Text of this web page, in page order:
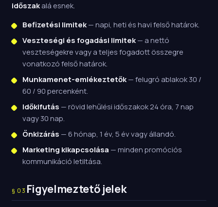
időszakalá esnek.
Befizetési limitek— napi, heti és havi felső határok.
Veszteségi és fogadási limitek— a nettó
veszteségekre vagy a teljes fogadott összegre
vonatkozó felső határok.
Munkamenet-emlékeztetők— felugró ablakok 30 /
60 / 90 percenként.
Időkifutás — rövid lehűlési időszakok 24 óra, 7 nap
vagy 30 nap.
Önkizárás — 6 hónap, 1 év, 5 év vagy állandó.
Marketing kikapcsolása — minden promóciós
kommunikáció letiltása.
§ 03 Figyelmeztető jelek